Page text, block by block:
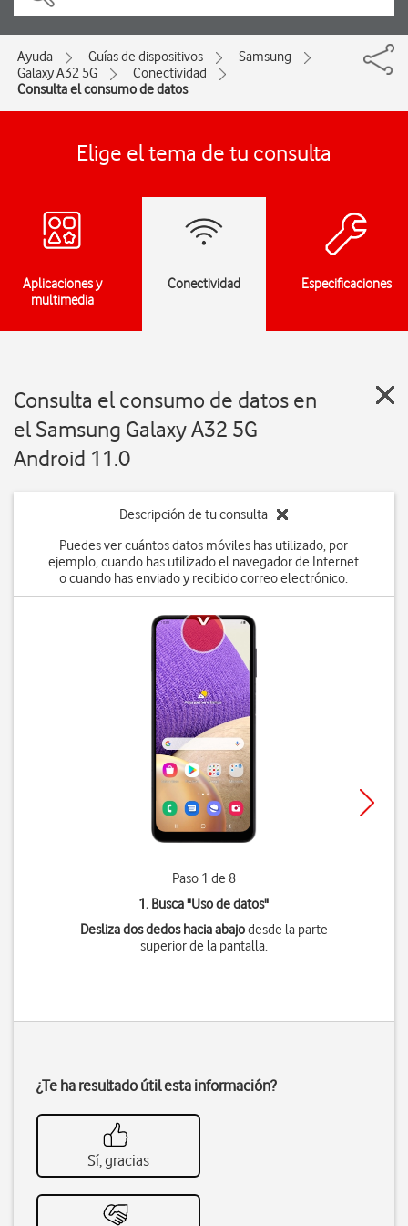
Ayuda Guías de dispositivos
Samsung
Galaxy A32 5G
Conectividad
Consulta el consumo de datos
Elige el tema de tu consulta
Aplicaciones y
multimedia
Conectividad Especificaciones
Consulta el consumo de datos en
el Samsung Galaxy A32 5G
Android 11.0
Descripción de tu consulta
Puedes ver cuántos datos móviles has utilizado, por
ejemplo, cuando has utilizado el navegador de Internet
o cuando has enviado y recibido correo electrónico.
Paso 1 de 8
1. Busca "Uso de datos"
Desliza dos dedos hacia abajodesde la parte
superior de la pantalla.
¿Te ha resultado útil esta información?
Sí, gracias